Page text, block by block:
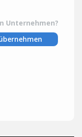
Unternehmen?